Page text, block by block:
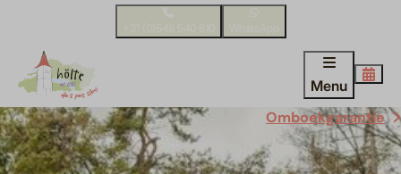
Menu
Omboekgarantie